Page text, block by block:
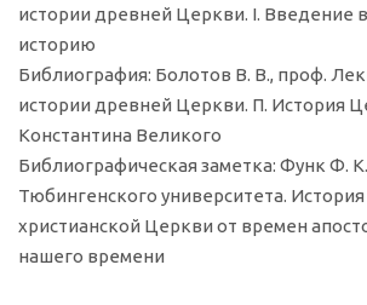
истории древней Церкви. I. Введение
историю
Библиография: Болотов В. В., проф.
истории древней Церкви. П. История
Константина Великого
Библиографическая заметка: Функ Ф.
Тюбингенского университета. История
христианской Церкви от времен
нашего времени